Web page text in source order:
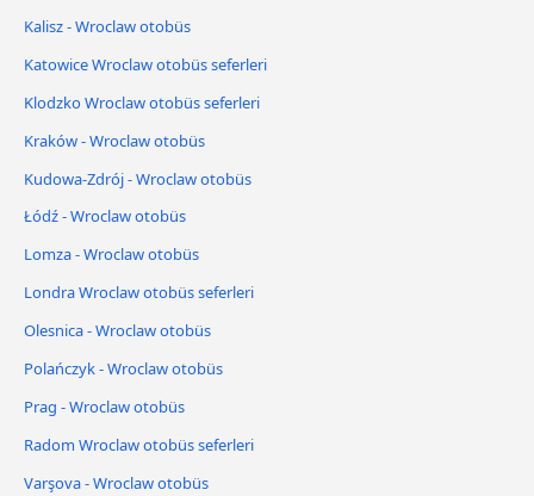
Kalisz - Wroclaw otobüs
Katowice Wroclaw otobüs seferleri
Klodzko Wroclaw otobüs seferleri
Kraków - Wroclaw otobüs
Kudowa-Zdrój - Wroclaw otobüs
Łódź - Wroclaw otobüs
Lomza - Wroclaw otobüs
Londra Wroclaw otobüs seferleri
Olesnica - Wroclaw otobüs
Polańczyk - Wroclaw otobüs
Prag - Wroclaw otobüs
Radom Wroclaw otobüs seferleri
Varşova - Wroclaw otobüs